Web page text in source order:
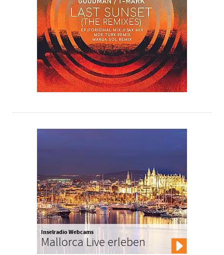
Inselradio Webcams
Mallorca Live erleben